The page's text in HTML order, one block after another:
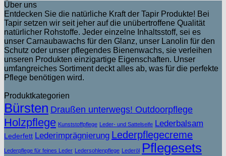
Über uns
Entdecken Sie die natürliche Kraft der Tapir Produkte! Bei
Tapir setzen wir seit jeher auf die unübertroffene Qualität
natürlicher Rohstoffe. Jeder einzelne Inhaltsstoff, sei es
unser Carnaubawachs für den Glanz, unser Lanolin für den
Schutz oder unser pflegendes Bienenwachs, sie verleihen
unseren Produkten einzigartige Eigenschaften. Unser
umfangreiches Sortiment deckt alles ab, was für die perfekte
Pflege benötigen wird.
Produktkategorien
Bürsten Draußen unterwegs! Outdoorpflege
Holzpflege Kunststoffpflege Leder- und Sattelseife Lederbalsam
Lederfett Lederimprägnierung Lederpflegecreme
Lederpflege für feines Leder Ledersohlenpflege Lederöl Pflegesets